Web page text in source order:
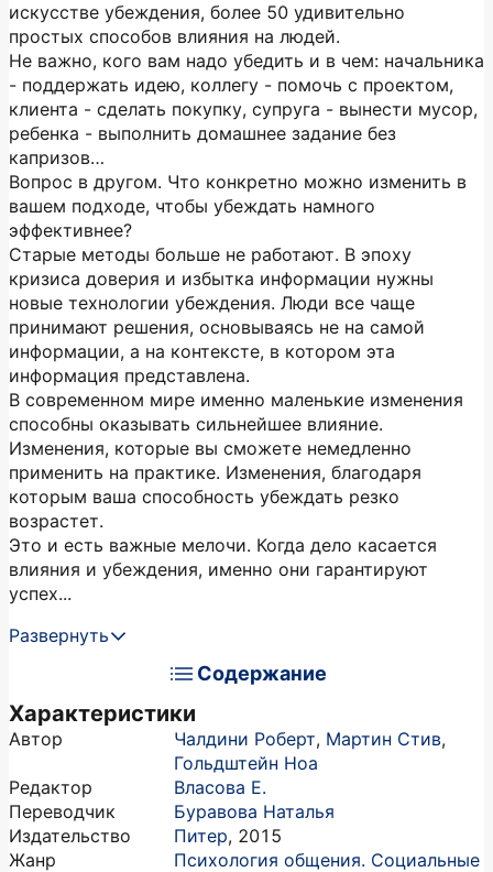
искусстве убеждения, более 50 удивительно
простых способов влияния на людей.
Не важно, кого вам надо убедить и в чем: начальника
- поддержать идею, коллегу - помочь с проектом,
клиента - сделать покупку, супруга - вынести мусор,
ребенка - выполнить домашнее задание без
капризов…
Вопрос в другом. Что конкретно можно изменить в
вашем подходе, чтобы убеждать намного
эффективнее?
Старые методы больше не работают. В эпоху
кризиса доверия и избытка информации нужны
новые технологии убеждения. Люди все чаще
принимают решения, основываясь не на самой
информации, а на контексте, в котором эта
информация представлена.
В современном мире именно маленькие изменения
способны оказывать сильнейшее влияние.
Изменения, которые вы сможете немедленно
применить на практике. Изменения, благодаря
которым ваша способность убеждать резко
возрастет.
Это и есть важные мелочи. Когда дело касается
влияния и убеждения, именно они гарантируют
успех...
Развернуть
Содержание
Характеристики
Автор Чалдини Роберт, Мартин Стив,
Гольдштейн Ноа
Редактор
Власова Е.
Переводчик
Буравова Наталья
Издательство
Питер, 2015
Жанр
Психология общения. Социальные